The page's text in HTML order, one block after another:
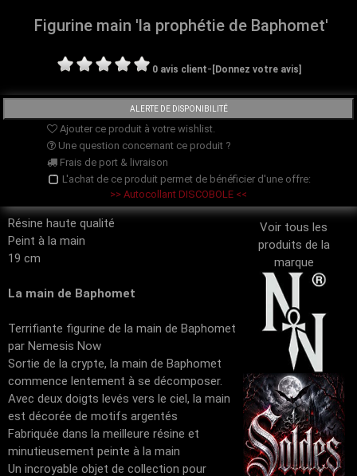
Figurine main 'la prophétie de Baphomet'
0 avis client- [Donnez votre avis]
Ajouter ce produit à votre wishlist.
Une question concernant ce produit ?
Frais de port & livraison
L'achat de ce produit permet de bénéficier d'une offre:
>> Autocollant DISCOBOLE <<
Voir tous les
produits de la
marque
Résine haute qualité
Peint à la main
19 cm
La main de Baphomet
Terrifiante figurine de la main de Baphomet
par Nemesis Now
Sortie de la crypte, la main de Baphomet
commence lentement à se décomposer.
Avec deux doigts levés vers le ciel, la main
est décorée de motifs argentés
Fabriquée dans la meilleure résine et
minutieusement peinte à la main
Un incroyable objet de collection pour